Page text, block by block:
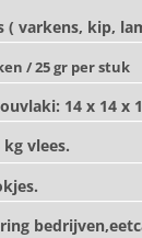
( varkens, kip,
/ 25 gr per stuk
14 x 14 x
vlees.